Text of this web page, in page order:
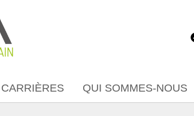
CARRIÈRES QUI SOMMES-NOUS